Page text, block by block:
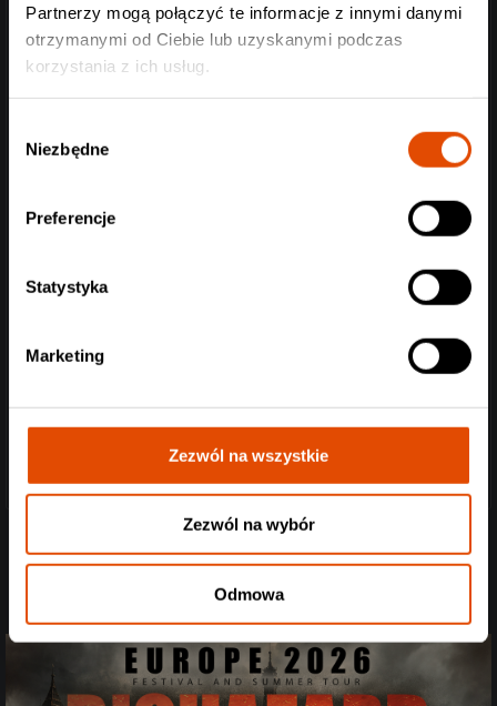
Partnerzy mogą połączyć te informacje z innymi danymi
otrzymanymi od Ciebie lub uzyskanymi podczas
korzystania z ich usług.
zgody
Niezbędne
Preferencje
Statystyka
Marketing
Zezwól na wszystkie
Zezwól na wybór
Odmowa